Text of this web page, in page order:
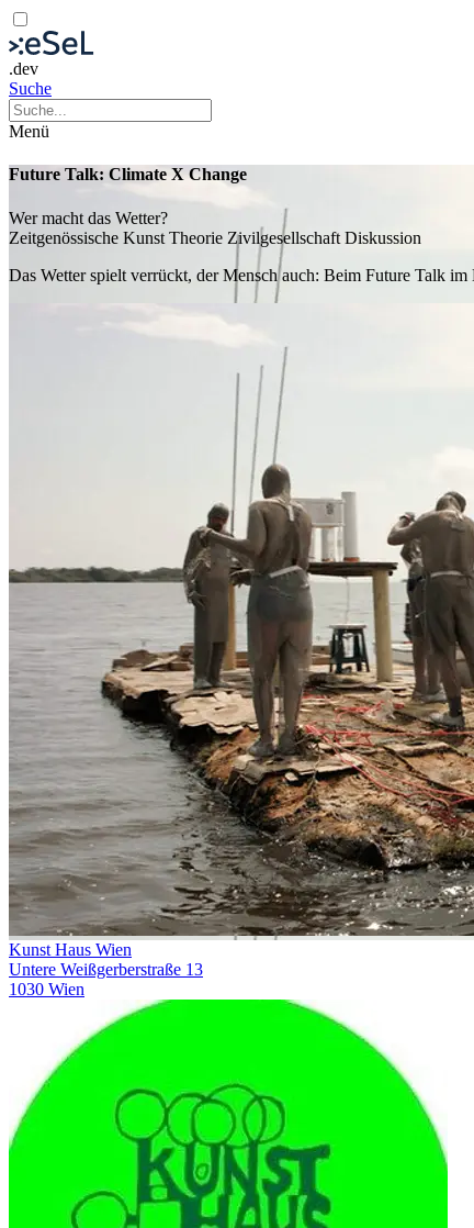
.dev
Suche
Menü
Future Talk: Climate X Change
Wer macht das Wetter?
Zeitgenössische Kunst Theorie Zivilgesellschaft Diskussion
Das Wetter spielt verrückt, der Mensch auch: Beim Future Talk
Kunst Haus Wien
Untere Weißgerberstraße 13
1030 Wien